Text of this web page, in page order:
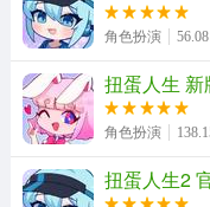
入地探索角色的性格和
1、打开扭蛋人生官方
角色扮演
扭蛋人生 新
角色扮演
扭蛋人生2